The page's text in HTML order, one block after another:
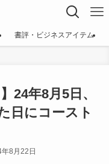
書評・ビジネスアイテム
24年8月5日、
日にコースト
8月22日